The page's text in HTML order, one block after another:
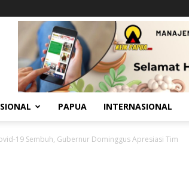
PAPUA INTERNASIONAL
19 Sembuh, Gubernur Dominggus Apresiasi Tim